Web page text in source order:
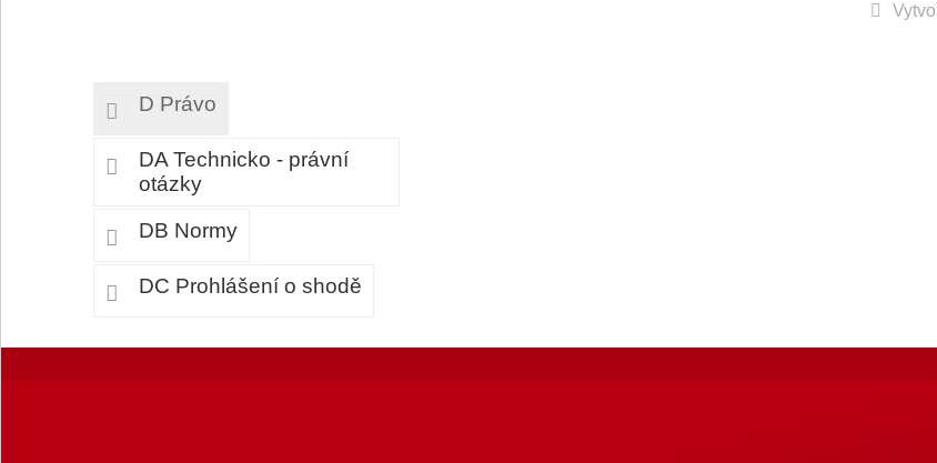
D Právo
DA Technicko - právní
otázky
DB Normy
DC Prohlášení o shodě